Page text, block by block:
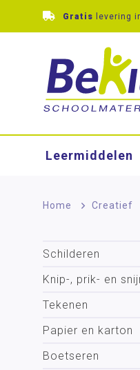
Gratis levering
Leermiddelen
Home > Creatief
Schilderen
Knip-, prik- en
Tekenen
Papier en karton
Boetseren